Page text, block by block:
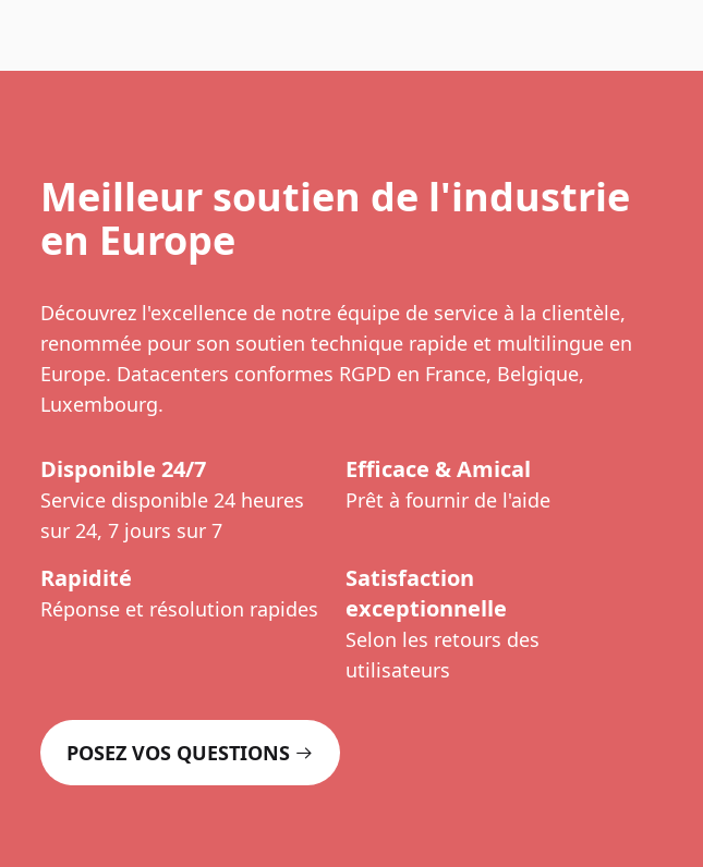
Meilleur soutien de l'industrie
en Europe
Découvrez l'excellence de notre équipe de service à la clientèle,
renommée pour son soutien technique rapide et multilingue en
Europe. Datacenters conformes RGPD en France, Belgique,
Luxembourg.
Disponible 24/7
Service disponible 24 heures
sur 24, 7 jours sur 7
Efficace & Amical
Prêt à fournir de l'aide
Rapidité
Réponse et résolution rapides
Satisfaction
exceptionnelle
Selon les retours des
utilisateurs
POSEZ VOS QUESTIONS